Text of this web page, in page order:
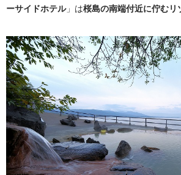
ーサイドホテル」は桜島の南端付近に佇むリ